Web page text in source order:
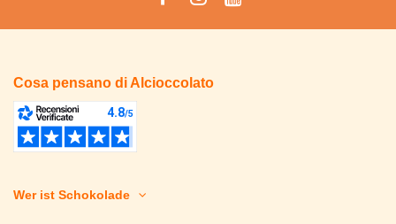
Cosa pensano di Alcioccolato
Wer ist Schokolade